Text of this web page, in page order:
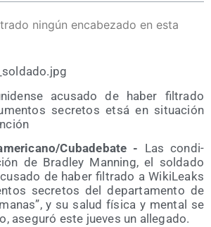
ningún encabezado en esta
acu­sa­do de haber fil­tra­do
secre­tos etsá en situa­ción
​Cubadebate - Las con­di­
de Brad­ley Man­ning, el sol­da­do
de haber fil­tra­do a Wiki­Leaks
secre­tos del depar­ta­men­to de
y su salud físi­ca y men­tal se
ase­gu­ró este jue­ves un allegado.